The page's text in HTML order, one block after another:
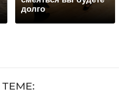
долго